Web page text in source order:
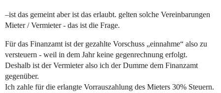
–ist das gemeint aber ist das erlaubt. gelten solche Vereinbarungen
Mieter / Vermieter - das ist die Frage.
Für das Finanzamt ist der gezahlte Vorschuss „einnahme“ also zu
versteuern - weil in dem Jahr keine gegenrechnung erfolgt.
Deshalb ist der Vermieter also ich der Dumme dem Finanzamt
gegenüber.
Ich zahle für die erlangte Vorrauszahlung des Mieters 30% Steuern.